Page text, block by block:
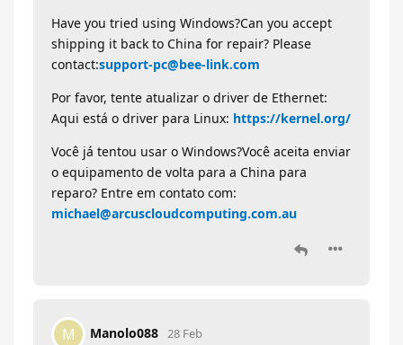
Have you tried using Windows?Can you accept
shipping it back to China for repair? Please
contact:support-pc@bee-link.com
Por favor, tente atualizar o driver de Ethernet:
Aqui está o driver para Linux: https://kernel.org/
Você já tentou usar o Windows?Você aceita enviar
o equipamento de volta para a China para
reparo? Entre em contato com:
michael@arcuscloudcomputing.com.au
M Manolo088 28 Feb